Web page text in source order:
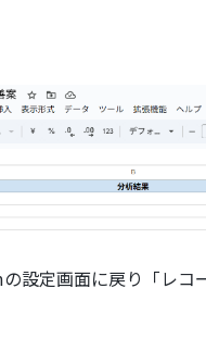
設定画面に戻り「レコ